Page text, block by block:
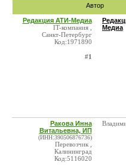
Автор
Редакция АТИ-Медиа
IT-компания ,
Санкт-Петербург
Код:1971890
#1
Медиа
Ракова Инна
Витальевна, ИП
(ИНН:390506876736)
Перевозчик ,
Калининград
Код:5116020